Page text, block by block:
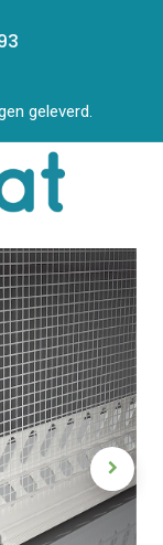
geleverd.